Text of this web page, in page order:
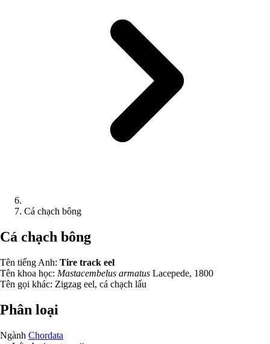
Cá chạch bông
Cá chạch bông
Tên tiếng Anh: Tire track eel
Tên khoa học: Mastacembelus armatus Lacepede, 1800
Tên gọi khác: Zigzag eel, cá chạch lấu
Phân loại
Ngành Chordata